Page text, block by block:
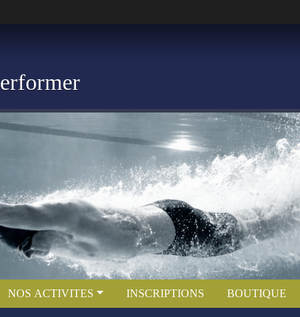
NOS ACTIVITES INSCRIPTIONS BOUTIQUE